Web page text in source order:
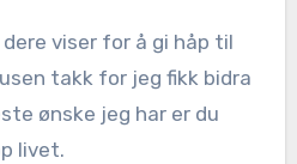
takk for jeg fikk bidra
ønske jeg har er du
livet.